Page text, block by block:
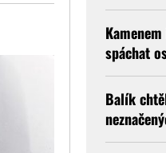
spáchat
Balík